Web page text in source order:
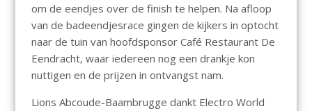
om de eendjes over de finish te helpen. Na afloop
van de badeendjesrace gingen de kijkers in optocht
naar de tuin van hoofdsponsor Café Restaurant De
Eendracht, waar iedereen nog een drankje kon
nuttigen en de prijzen in ontvangst nam.
Lions Abcoude-Baambrugge dankt Electro World